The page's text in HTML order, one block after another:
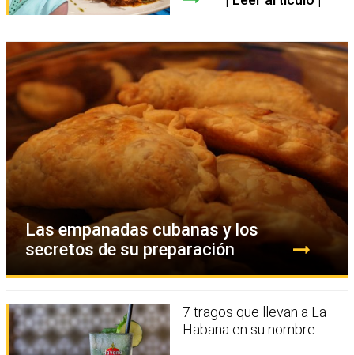
Las empanadas cubanas y los
secretos de su preparación
7 tragos que llevan a La
Habana en su nombre